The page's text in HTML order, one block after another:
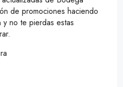
de promociones haciendo
no te pierdas estas